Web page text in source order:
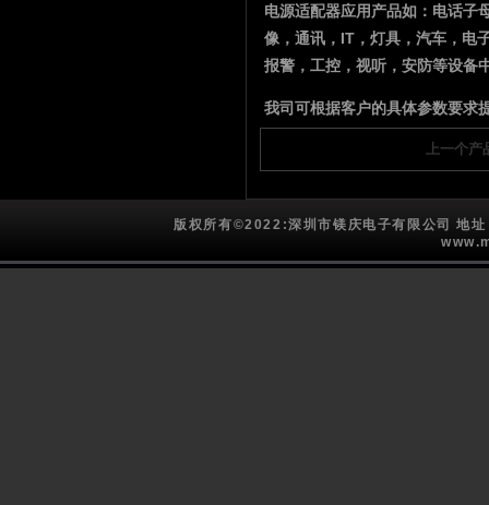
电源适配器应用产品如：电话子
像，通讯，IT，灯具，汽车，电
报警，工控，视听，安防等设备
我司可根据客户的具体参数要求
上一个产
版权所有©2022:深圳市镁庆电子有限公司 地